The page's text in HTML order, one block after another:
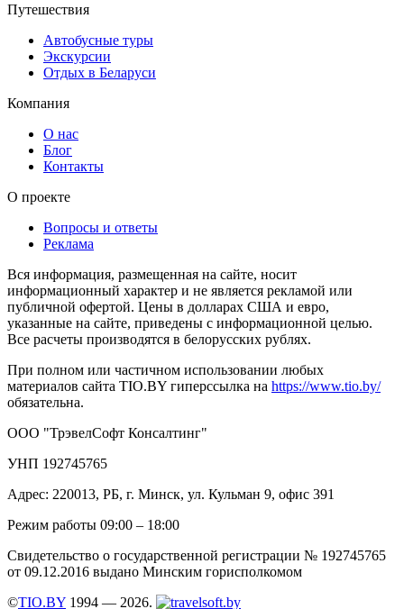
Путешествия
Автобусные туры
Экскурсии
Отдых в Беларуси
Компания
О нас
Блог
Контакты
О проекте
Вопросы и ответы
Реклама
Вся информация, размещенная на сайте, носит
информационный характер и не является рекламой или
публичной офертой. Цены в долларах США и евро,
указанные на сайте, приведены с информационной целью.
Все расчеты производятся в белорусских рублях.
При полном или частичном использовании любых
материалов сайта TIO.BY гиперссылка на https://www.tio.by/
обязательна.
ООО "ТрэвелСофт Консалтинг"
УНП 192745765
Адрес: 220013, РБ, г. Минск, ул. Кульман 9, офис 391
Режим работы 09:00 – 18:00
Свидетельство о государственной регистрации № 192745765
от 09.12.2016 выдано Минским горисполкомом
©TIO.BY 1994 — 2026.